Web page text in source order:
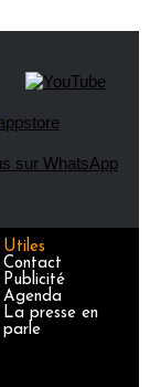
Utiles
Contact
Publicité
Agenda
La presse en
parle